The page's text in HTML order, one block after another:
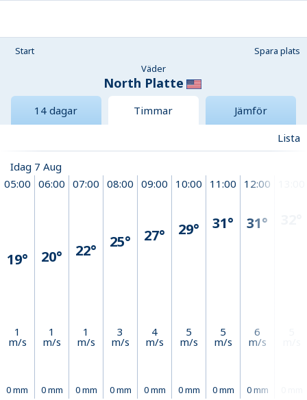
Start
Spara plats
Väder
North Platte
14 dagar Timmar
Jämför
Lista
Idag 7 Aug
05:00
19°
1
m/s
0 mm
06:00
20°
1
m/s
0 mm
07:00
22°
1
m/s
0 mm
08:00
25°
3
m/s
0 mm
09:00
27°
4
m/s
0 mm
10:00
29°
5
m/s
0 mm
11:00
31°
5
m/s
0 mm
12:00
31°
6
m/s
0 mm